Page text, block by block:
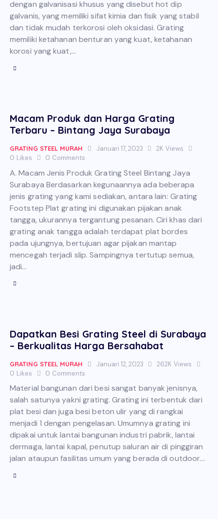
dengan galvanisasi khusus yang disebut hot dip
galvanis, yang memiliki sifat kimia dan fisik yang stabil
dan tidak mudah terkorosi oleh oksidasi. Grating
memiliki ketahanan benturan yang kuat, ketahanan
korosi yang kuat,…
Macam Produk dan Harga Grating
Terbaru – Bintang Jaya Surabaya
GRATING STEEL MURAH Januari 17, 2023 2K Views
0 Likes 0 Comments
A. Macam Jenis Produk Grating Steel Bintang Jaya
Surabaya Berdasarkan kegunaannya ada beberapa
jenis grating yang kami sediakan, antara lain: Grating
Footstep Plat grating ini digunakan pijakan anak
tangga, ukurannya tergantung pesanan. Ciri khas dari
grating anak tangga adalah terdapat plat bordes
pada ujungnya, bertujuan agar pijakan mantap
mencegah terjadi slip. Sampingnya tertutup semua,
jadi…
Dapatkan Besi Grating Steel di Surabaya
– Berkualitas Harga Bersahabat
GRATING STEEL MURAH Januari 12, 2023 262K Views
0 Likes 0 Comments
Material bangunan dari besi sangat banyak jenisnya,
salah satunya yakni grating. Grating ini terbentuk dari
plat besi dan juga besi beton ulir yang di rangkai
menjadi 1 dengan pengelasan. Umumnya grating ini
dipakai untuk lantai bangunan industri pabrik, lantai
dermaga, lantai kapal, penutup saluran air di pinggiran
jalan ataupun fasilitas umum yang berada di outdoor.…